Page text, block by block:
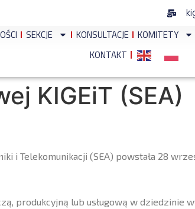
SEKCJE KONSULTACJE KOMITETY
KONTAKT
KIGEiT (SEA)
i Telekomunikacji (SEA) powstała 28
produkcyjną lub usługową w dziedzinie